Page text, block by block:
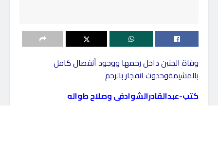
وفاة الجنين داخل رحمها ووجود أنفصال كامل
بالمشيمةوحدوث انفجار بالرحم
كتب-عبدالقادرالشوادفى وصلاح طواله